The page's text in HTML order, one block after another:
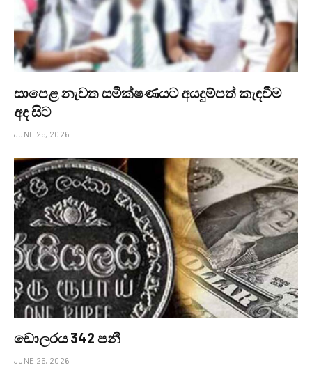
සාපෙළ නැවත සමීක්ෂණයට අයදුම්පත් කැඳවීම
අද සිට
JUNE 25, 2026
ඩොලරය 342 පනී
JUNE 25, 2026